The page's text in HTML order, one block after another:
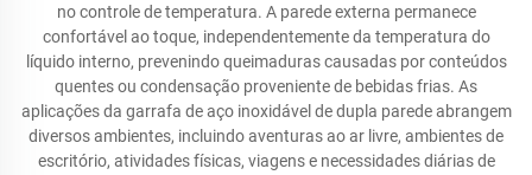
no controle de temperatura. A parede externa permanece
confortável ao toque, independentemente da temperatura do
líquido interno, prevenindo queimaduras causadas por conteúdos
quentes ou condensação proveniente de bebidas frias. As
aplicações da garrafa de aço inoxidável de dupla parede abrangem
diversos ambientes, incluindo aventuras ao ar livre, ambientes de
escritório, atividades físicas, viagens e necessidades diárias de